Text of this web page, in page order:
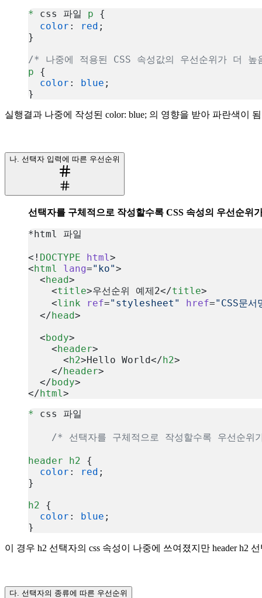
* css 파일 p {
  color
: red ;
}
/* 나중에 적용된 CSS 속성값의 우선순위가 더
p {
  color
: blue ;
}
실행결과 나중에 작성된 color: blue; 의 영향을 받아 파란색이
나. 선택자 입력에 따른 우선순위
선택자를 구체적으로 작성할수록 CSS 속성의 우선순위
*html 파일
<! DOCTYPE html>
<html lang="ko">
  <
head>
    <
title>우선순위 예제2</title>
    <
link ref="stylesheet" href="CSS문
  </
head>
  <
body>
    <
header>
      <
h2>Hello World</h2>
    </
header>
  </
body>
</html>
* css 파일
/* 선택자를 구체적으로 작성할수록 우선순위
header h2 {
  color
: red ;
}
h2 {
  color
: blue ;
}
이 경우 h2 선택자의 css 속성이 나중에 쓰여졌지만 header h2
다. 선택자의 종류에 따른 우선순위